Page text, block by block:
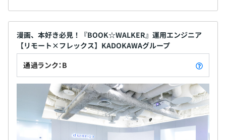
リアと照らし合わせながら働くことができます。
また、企業文化として大きく掲げられるものとして「自由
と裁量と責任」があります。まず、エンジニアの勤務形は
態基本的に裁量労働です。チームや一緒に働く人に共有合
意ができていれば、出退勤の時間は決まっておらず、柔軟
な働き方が可能です。ただし自由には責任が伴うので、求
められる成果に対しアウトプットを出すことが必要です。
これらの事柄以外でも、年齢や勤続年数に関係なく、誰で
も行動に対する経済的合理性の説明責任を果たせば、大き
な仕事や裁量を任せる文化があります。
大学院卒の場合：月給300,000円×16カ月=4,800,000円
※年収の算出にあたっては、年間賞与を見込んだ金額と
し、夏季・冬季賞与はそれぞれ基本給の2カ月分として算
出しております。
ただし、初年度は初回の夏季賞与は算定期間外のため、支
給がありませんので、あらかじめご了承ください。
※賞与は、個人の評価、会社の業績により夏季・冬季賞与
額が変動いたします。
自由度も高い環境の中、自分の可能性にチャレンジ
しませんか？
漫画、本好き必見！『BOOK☆WALKER』運用エンジニア
【リモート×フレックス】KADOKAWAグループ
通過ランク：B